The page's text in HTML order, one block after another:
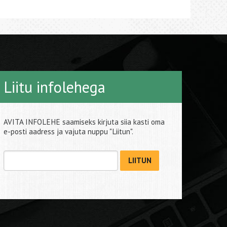
Liitu infolehega
AVITA INFOLEHE saamiseks kirjuta siia kasti oma
e-posti aadress ja vajuta nuppu "Liitun".
LIITUN